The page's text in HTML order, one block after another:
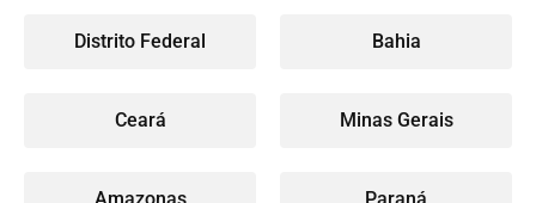
Distrito Federal Bahia
Ceará Minas Gerais